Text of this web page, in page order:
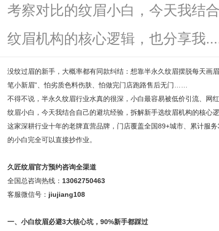
考察对比的纹眉小白，今天我结
纹眉机构的核心逻辑，也分享我
没纹过眉的新手，大概率都有同款纠结：想靠半永久纹眉摆脱每天画
笔小新眉”、怕劣质色料伤肤、怕做完门店跑路售后无门……
不得不说，半永久纹眉行业水真的很深，小白最容易被低价引流、网
纹眉小白，今天我结合自己的避坑经验，拆解新手选纹眉机构的核心
这家深耕行业十年的老牌直营品牌，门店覆盖全国89+城市、累计服
的小白完全可以直接抄作业。
久匠纹眉官方预约咨询全渠道
全国总咨询热线： 13062750463
客服微信号： jiujiang108
一、小白纹眉必避3大核心坑，90%新手都踩过